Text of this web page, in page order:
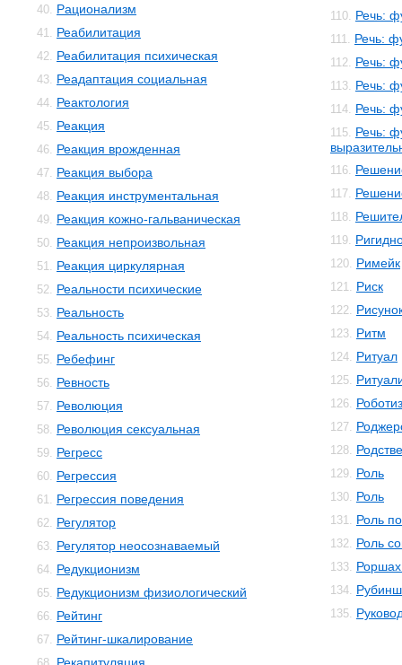
40. Рационализм
41. Реабилитация
42. Реабилитация психическая
43. Реадаптация социальная
44. Реактология
45. Реакция
46. Реакция врожденная
47. Реакция выбора
48. Реакция инструментальная
49. Реакция кожно-гальваническая
50. Реакция непроизвольная
51. Реакция циркулярная
52. Реальности психические
53. Реальность
54. Реальность психическая
55. Ребефинг
56. Ревность
57. Революция
58. Революция сексуальная
59. Регресс
60. Регрессия
61. Регрессия поведения
62. Регулятор
63. Регулятор неосознаваемый
64. Редукционизм
65. Редукционизм физиологический
66. Рейтинг
67. Рейтинг-шкалирование
110. Речь:
111. Речь:
112. Речь:
113. Речь:
114. Речь:
115. Речь:
116.
117.
118.
119.
120. Римейк
121. Риск
122.
123. Ритм
124. Ритуал
125.
126.
127.
128.
129. Роль
130. Роль
131. Роль
132. Роль
133.
134.
135.